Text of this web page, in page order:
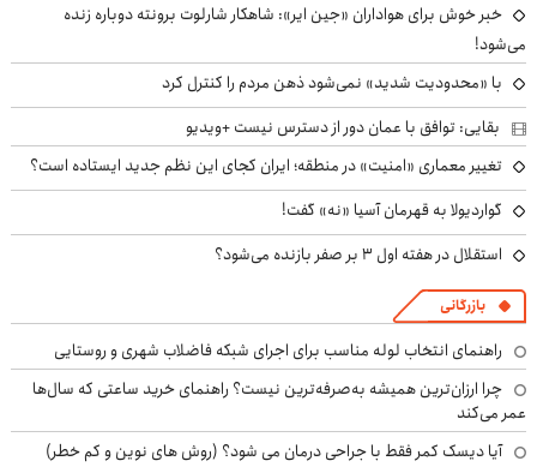
خبر خوش برای هواداران «جین ایر»: شاهکار شارلوت برونته دوباره زنده
می‌شود!
با «محدودیت شدید» نمی‌شود ذهن مردم را کنترل کرد
بقایی: توافق با عمان دور از دسترس نیست +ویدیو
تغییر معماری «امنیت» در منطقه؛ ایران کجای این نظم جدید ایستاده است؟
گواردیولا به قهرمان آسیا «نه» گفت!
استقلال در هفته اول ۳ بر صفر بازنده می‌شود؟
بازرگانی
راهنمای انتخاب لوله مناسب برای اجرای شبکه فاضلاب شهری و روستایی
چرا ارزان‌ترین همیشه به‌صرفه‌ترین نیست؟ راهنمای خرید ساعتی که سال‌ها
عمر می‌کند
آیا دیسک کمر فقط با جراحی درمان می شود؟ (روش های نوین و کم خطر)